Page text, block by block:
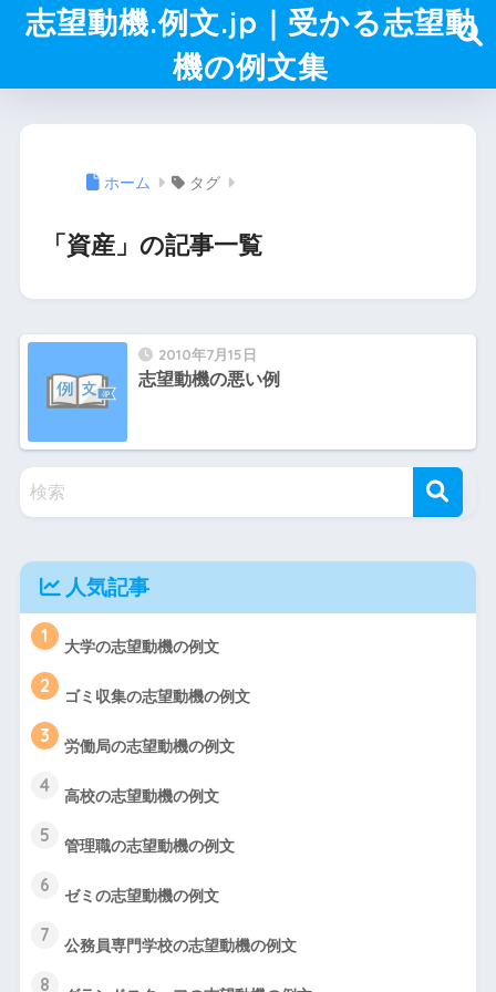
志望動機.例文.jp｜受かる志望動
機の例文集
ホーム タグ
「資産」の記事一覧
2010年7月15日
志望動機の悪い例
人気記事
1 大学の志望動機の例文
2 ゴミ収集の志望動機の例文
3 労働局の志望動機の例文
4 高校の志望動機の例文
5 管理職の志望動機の例文
6 ゼミの志望動機の例文
7 公務員専門学校の志望動機の例文
8